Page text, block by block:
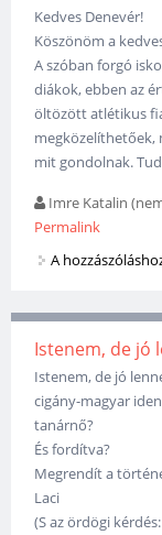
Kedves Denevér!
Köszönöm a
A szóban forgó
diákok, ebben az
öltözött atlétikus
megközelíthetőek,
mit gondolnak.
Imre Katalin
Permalink
A
Istenem, de jó
Istenem, de jó
cigány-magyar
tanárnő?
És fordítva?
Megrendít a
Laci
(S az ördögi